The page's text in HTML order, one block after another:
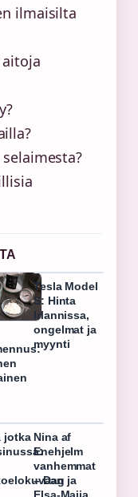
ilmaisilta
Tesla Model
S: Hinta
Irlannissa,
ongelmat ja
myynti
jotka Nina af
Enehjelm
vanhemmat
– Dag ja